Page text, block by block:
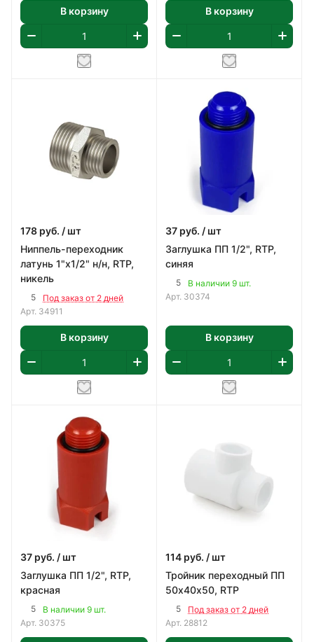
В корзину В корзину
178 руб. / шт
Ниппель-переходник
латунь 1"х1/2" н/н, RTP,
никель
5
Под заказ от 2 дней
Арт. 34911
В корзину
37 руб. / шт
Заглушка ПП 1/2", RTP,
синяя
5
В наличии 9 шт.
Арт. 30374
В корзину
37 руб. / шт
Заглушка ПП 1/2", RTP,
красная
5
В наличии 9 шт.
Арт. 30375
114 руб. / шт
Тройник переходный ПП
50х40х50, RTP
5
Под заказ от 2 дней
Арт. 28812